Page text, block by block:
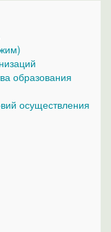
образования
осуществления